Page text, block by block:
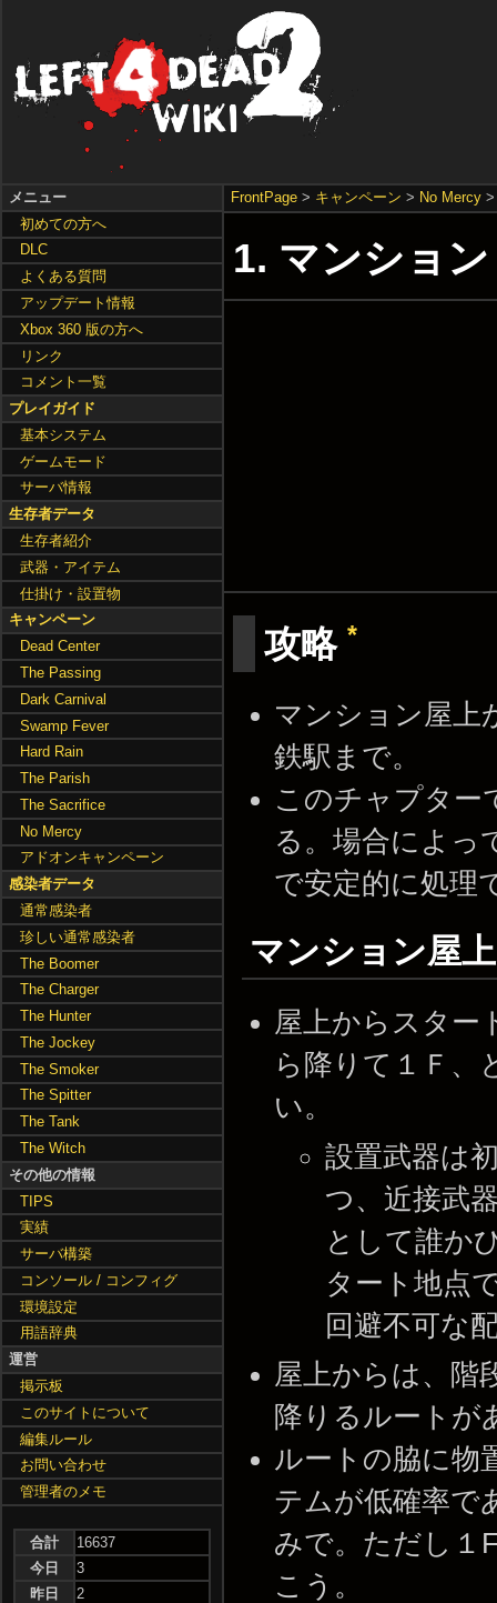
FrontPage > キャンペーン > No Mercy
1. マンショ
攻略 *
マンション屋上
鉄駅まで。
このチャプター
る。場合によっ
で安定的に処理
マンション屋
屋上からスター
ら降りて１Ｆ、
い。
設置武器は
つ、近接武
として誰か
タート地点
回避不可な
屋上からは、階
降りるルートが
ルートの脇に物
テムが低確率で
みで。ただし１
こう。
メニュー
初めての方へ
DLC
よくある質問
アップデート情報
Xbox 360 版の方へ
リンク
コメント一覧
プレイガイド
基本システム
ゲームモード
サーバ情報
生存者データ
生存者紹介
武器・アイテム
仕掛け・設置物
キャンペーン
Dead Center
The Passing
Dark Carnival
Swamp Fever
Hard Rain
The Parish
The Sacrifice
No Mercy
アドオンキャンペーン
感染者データ
通常感染者
珍しい通常感染者
The Boomer
The Charger
The Hunter
The Jockey
The Smoker
The Spitter
The Tank
The Witch
その他の情報
TIPS
実績
サーバ構築
コンソール / コンフィグ
環境設定
用語辞典
運営
掲示板
このサイトについて
編集ルール
お問い合わせ
管理者のメモ
合計
16637
今日
3
昨日
2